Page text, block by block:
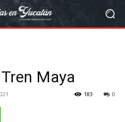
Maya
0
183